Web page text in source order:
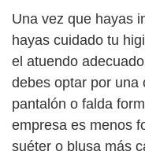
Una vez que hayas
hayas cuidado tu
el atuendo
debes optar por una
pantalón o falda
empresa es menos
suéter o blusa más